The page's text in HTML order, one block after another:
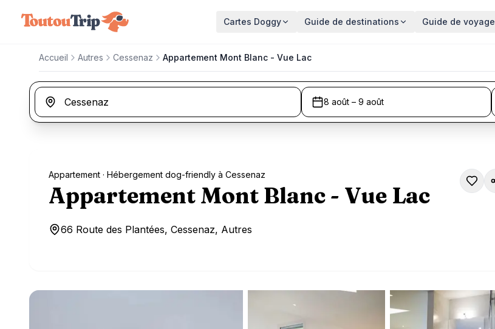
Cartes Doggy Guide de destinations Guide de voyage
Accueil Autres Cessenaz Appartement Mont Blanc - Vue Lac
8 août – 9 août
Appartement · Hébergement dog-friendly à Cessenaz
Appartement Mont Blanc - Vue Lac
66 Route des Plantées, Cessenaz, Autres